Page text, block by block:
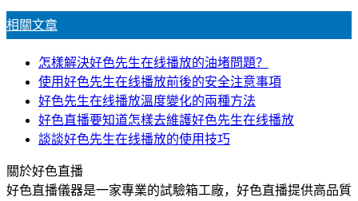
相關文章
怎樣解決好色先生在线播放的油堵問題？
使用好色先生在线播放前後的安全注意事項
好色先生在线播放溫度變化的兩種方法
好色直播要知道怎樣去維護好色先生在线播放
談談好色先生在线播放的使用技巧
關於好色直播
好色直播儀器是一家專業的試驗箱工廠，好色直播提供高品質